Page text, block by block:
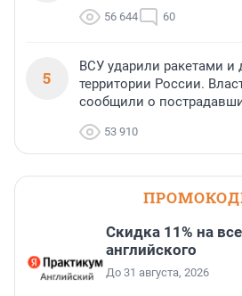
56 644 60
5
ВСУ ударили ракетами и
территории России.
сообщили о
53 910
Скидка 11% на
английского
До 31 августа, 2026